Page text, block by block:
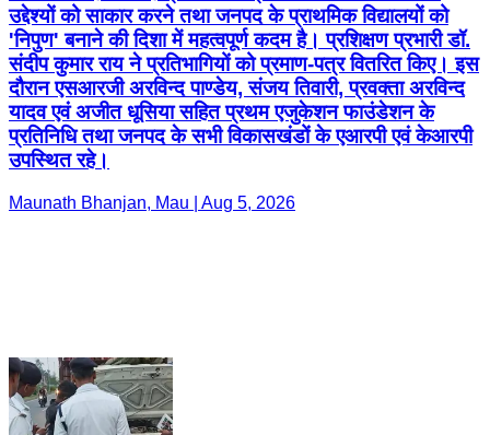
उद्देश्यों को साकार करने तथा जनपद के प्राथमिक विद्यालयों को
'निपुण' बनाने की दिशा में महत्वपूर्ण कदम है। प्रशिक्षण प्रभारी डॉ.
संदीप कुमार राय ने प्रतिभागियों को प्रमाण-पत्र वितरित किए। इस
दौरान एसआरजी अरविन्द पाण्डेय, संजय तिवारी, प्रवक्ता अरविन्द
यादव एवं अजीत धूसिया सहित प्रथम एजुकेशन फाउंडेशन के
प्रतिनिधि तथा जनपद के सभी विकासखंडों के एआरपी एवं केआरपी
उपस्थित रहे।
Maunath Bhanjan, Mau | Aug 5, 2026